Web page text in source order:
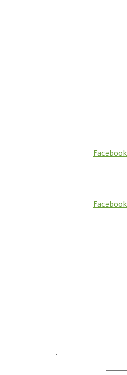
Facebook
Facebook